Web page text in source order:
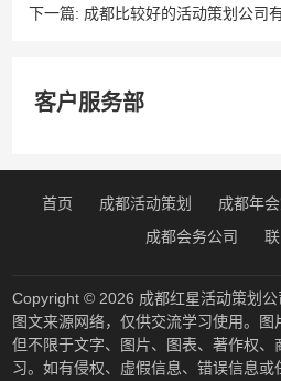
下一篇: 成都比较好的活动策划公司
客户服务部
首页 成都活动策划 成都年会
成都会务公司
Copyright © 2026 成都红星活动策划公
图文来源网络，仅供交流学习使用。
但不限于文字、图片、图表、著作权
习。如有侵权、虚假信息、错误信息或